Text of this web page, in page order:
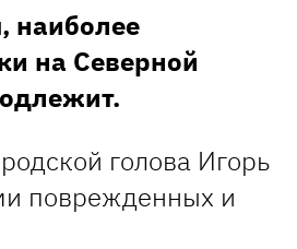
наиболее
на Северной
голова Игорь
поврежденных и